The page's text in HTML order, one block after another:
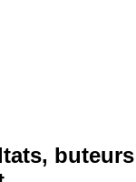
buteurs